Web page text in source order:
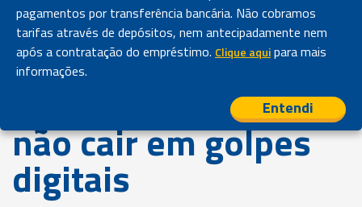
pagamentos por transferência bancária. Não cobramos
tarifas através de depósitos, nem antecipadamente nem
após a contratação do empréstimo. Clique aquipara mais
informações.
Entendi
NOVIDADES
Dicas da Zema
Financeira para você
não cair em golpes
digitais